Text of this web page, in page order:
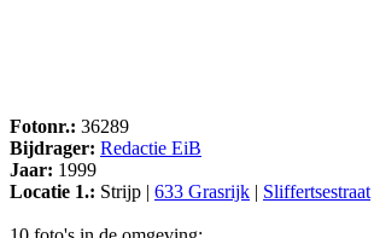
Fotonr.: 36289
Bijdrager: Redactie EiB
Jaar: 1999
Locatie 1.: Strijp | 633 Grasrijk | Sliffertsestraat